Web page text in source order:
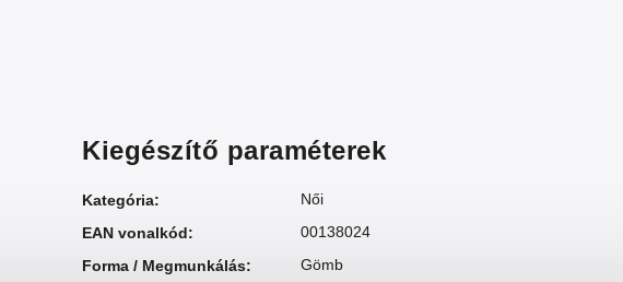
Kiegészítő paraméterek
Kategória:
Női
EAN vonalkód:
00138024
Forma / Megmunkálás: Gömb